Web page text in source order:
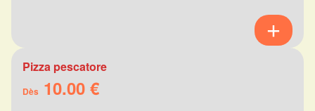
Pizza pescatore
Dès 10.00 €